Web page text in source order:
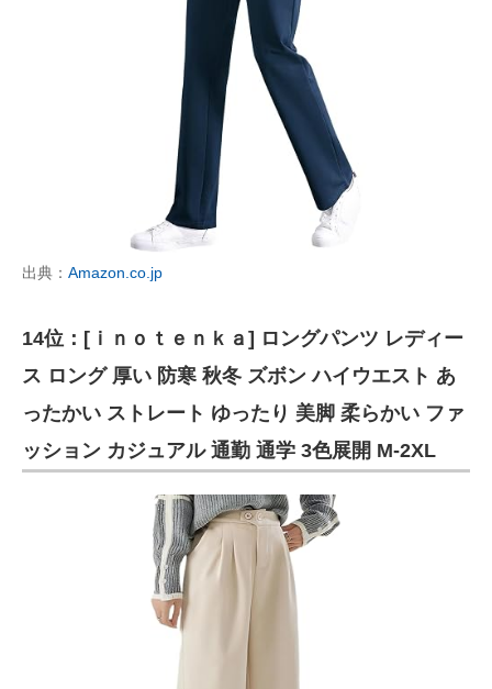
出典： Amazon.co.jp
14位：[ｉｎｏｔｅｎｋａ] ロングパンツ レディー
ス ロング 厚い 防寒 秋冬 ズボン ハイウエスト あ
ったかい ストレート ゆったり 美脚 柔らかい ファ
ッション カジュアル 通勤 通学 3色展開 M-2XL